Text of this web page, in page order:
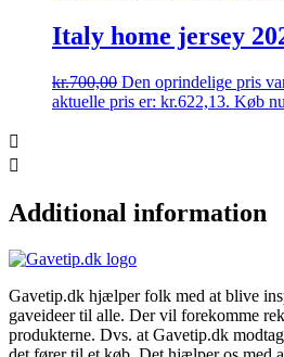
Italy home jersey
kr.700,00 Den oprindelige pris
aktuelle pris er: kr.622,13. Køb nu
Additional information
Gavetip.dk hjælper folk med at blive
gaveideer til alle. Der vil forekomme
produkterne. Dvs. at Gavetip.dk